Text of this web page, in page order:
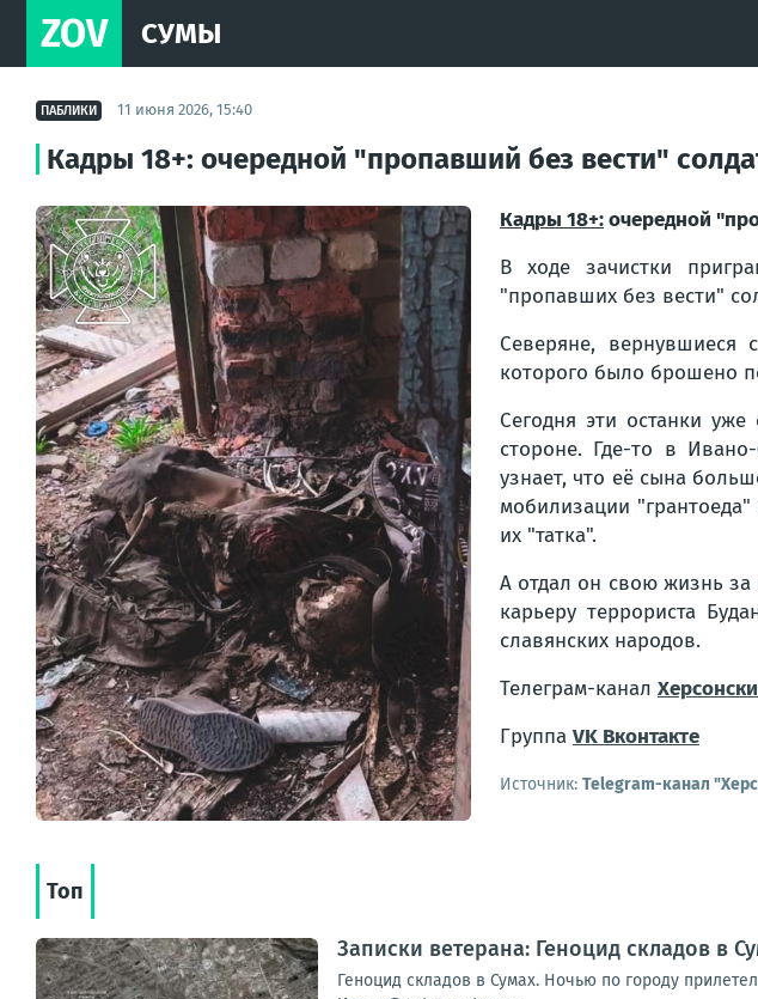
ZOV СУМЫ
ПАБЛИКИ 11 июня 2026, 15:40
Кадры 18+: очередной "пропавший без вести"
Кадры 18+:очередной
В ходе зачистки
"пропавших без вести"
Северяне, вернувшиеся
которого было брошено
Сегодня эти останки
стороне. Где-то в
узнает, что её сына
мобилизации
их "татка".
А отдал он свою жизнь за
карьеру террориста
славянских народов.
Телеграм-канал
Группа VK Вконтакте
Источник: Telegram-канал
Топ
Записки ветерана: Геноцид складов в
Геноцид складов в Сумах. Ночью по городу